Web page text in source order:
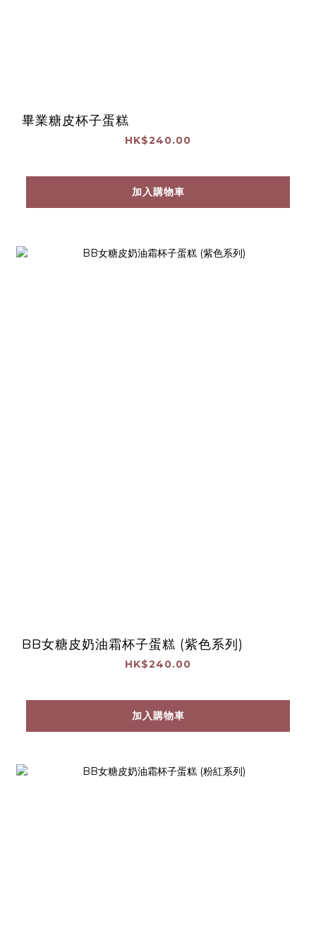
畢業糖皮杯子蛋糕
HK$240.00
加入購物車
BB女糖皮奶油霜杯子蛋糕 (紫色系列)
HK$240.00
加入購物車